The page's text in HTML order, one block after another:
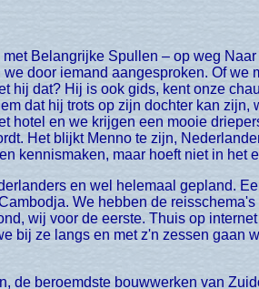
door iemand aangesproken. Of we
hij dat? Hij is ook gids, kent onze
dat hij trots op zijn dochter kan zijn,
hotel en we krijgen een mooie
Het blijkt Menno te zijn,
kennismaken, maar hoeft niet in het
We hebben de
wij voor de eerste. Thuis op
bij ze langs en met z'n zessen gaan